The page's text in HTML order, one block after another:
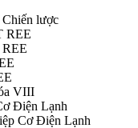
lược
REE
REE
VIII
Điện Lạnh
Cơ Điện Lạnh